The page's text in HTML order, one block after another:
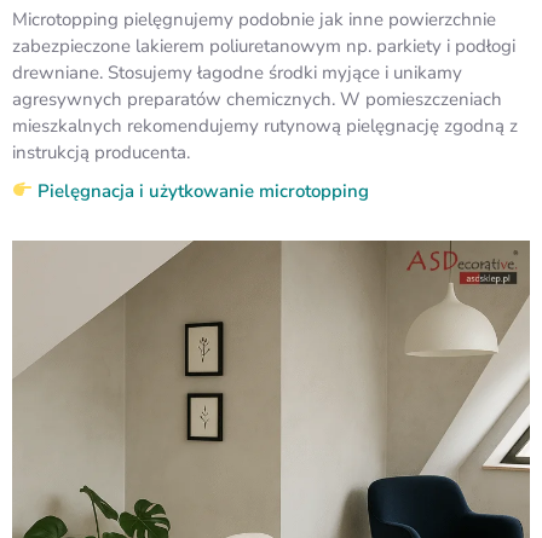
Microtopping pielęgnujemy podobnie jak inne powierzchnie
zabezpieczone lakierem poliuretanowym np. parkiety i podłogi
drewniane. Stosujemy łagodne środki myjące i unikamy
agresywnych preparatów chemicznych. W pomieszczeniach
mieszkalnych rekomendujemy rutynową pielęgnację zgodną z
instrukcją producenta.
Pielęgnacja i użytkowanie microtopping